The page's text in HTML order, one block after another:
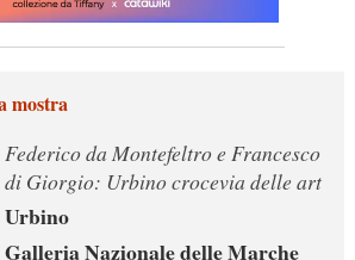
mostra
Federico da Montefeltro e Francesco
di Giorgio: Urbino crocevia delle art
Urbino
Galleria Nazionale delle Marche